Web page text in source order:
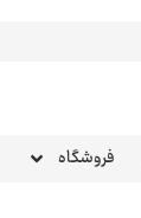
فروشگاه